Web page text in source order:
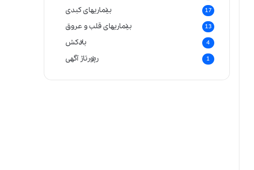
بیماریهای کبدی 17
بیماریهای قلب و عروق 13
بادکش 4
رپورتاژ آگهی 1